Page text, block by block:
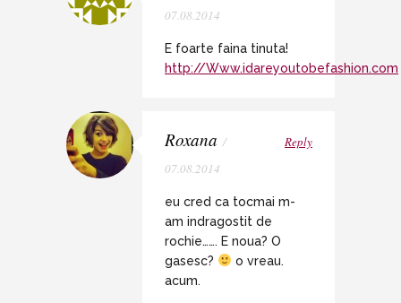
07.08.2014
E foarte faina tinuta!
http://Www.idareyoutobefashion.com
Roxana /
07.08.2014
Reply
eu cred ca tocmai m-
am indragostit de
rochie……. E noua? O
gasesc?
o vreau.
acum.